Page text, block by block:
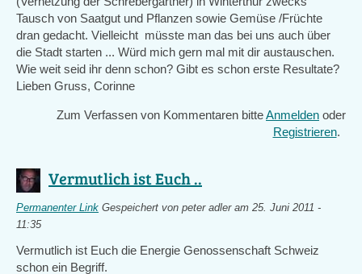
Tausch von Saatgut und Pflanzen sowie Gemüse /Früchte
dran gedacht. Vielleicht müsste man das bei uns auch über
die Stadt starten ... Würd mich gern mal mit dir austauschen.
Wie weit seid ihr denn schon? Gibt es schon erste Resultate?
Lieben Gruss, Corinne
Zum Verfassen von Kommentaren bitteAnmelden oder
Registrieren.
Vermutlich ist Euch ..
Permanenter Link Gespeichert von peter adleram 25. Juni 2011 -
11:35
Vermutlich ist Euch die Energie Genossenschaft Schweiz
schon ein Begriff.